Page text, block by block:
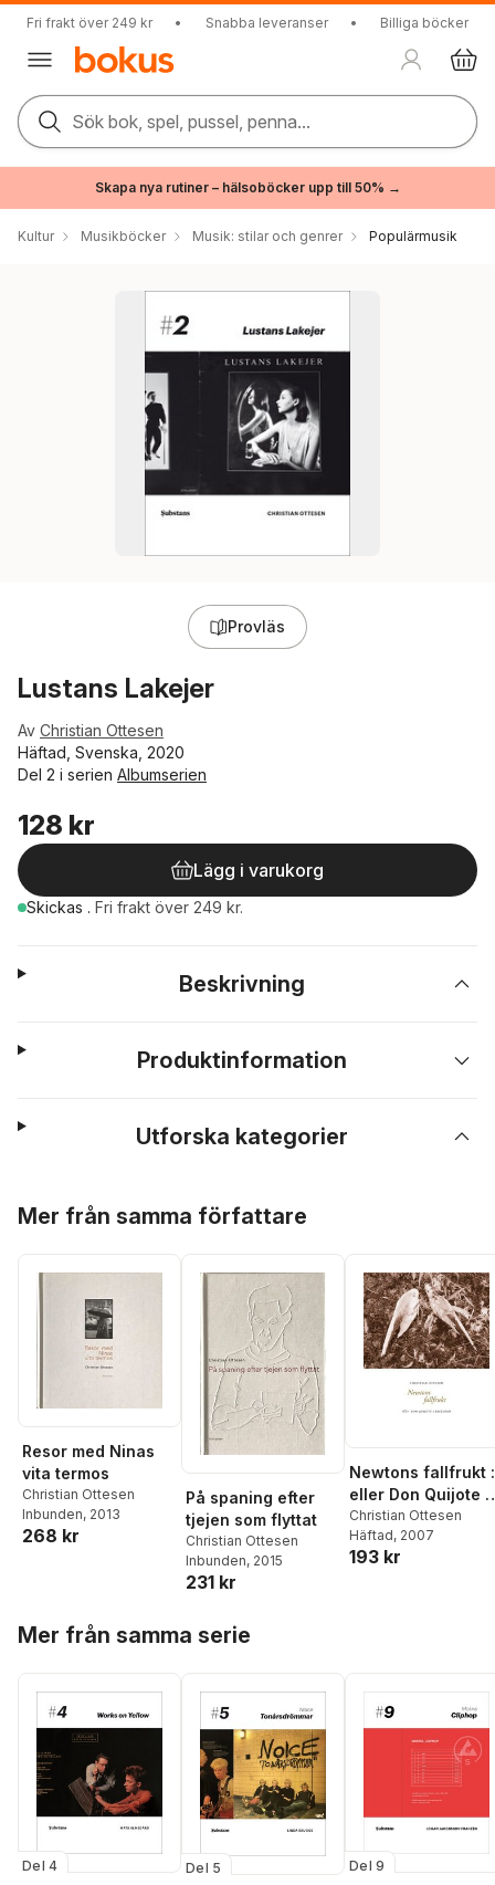
Fri frakt över 249 kr • Snabba leveranser • Billiga böcker
Sök bok, spel, pussel, penna...
Skapa nya rutiner – hälsoböcker upp till 50% →
Kultur Musikböcker Musik: stilar och genrer Populärmusik
Provläs
Lustans Lakejer
Av Christian Ottesen
Häftad, Svenska, 2020
Del 2 i serien Albumserien
128 kr
Lägg i varukorg
Skickas . Fri frakt över 249 kr.
Beskrivning
Produktinformation
Utforska kategorier
Mer från samma författare
Resor med Ninas
vita termos
Christian Ottesen
Inbunden, 2013
268 kr
På spaning efter
tjejen som flyttat
Christian Ottesen
Inbunden, 2015
231 kr
Newtons fallfrukt :
eller Don Quijote i
katedern
Christian Ottesen
Häftad, 2007
193 kr
Mer från samma serie
Del 4 Del 5 Del 9